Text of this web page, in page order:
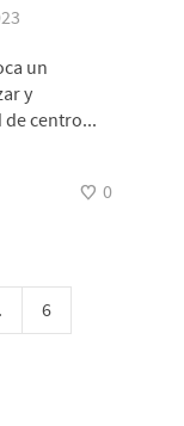
un
y
centro...
0
6